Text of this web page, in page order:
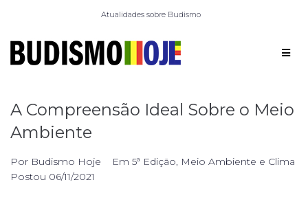
Atualidades sobre Budismo
A Compreensão Ideal Sobre o Meio
Ambiente
Por Budismo Hoje Em 5ª Edição, Meio Ambiente e Clima
Postou 06/11/2021